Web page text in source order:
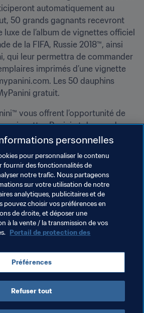
automatiquement au
50 grands gagnants recevront
luxe de l’album de vignettes officiel
de la FIFA, Russie 2018™, ainsi
qui leur permettra de commander
imprimés d’une vignette
Les 50 dauphins
gratuit.
vous offrent l’opportunité de
vignettes Panini et de prendre
du football.
115 millions d’échanges ont
de Panini Digital Sticker
fini : en effet, plus de trois millions
pas terminé leur album.
pas encore lancé dans l’aventure,
la star de la NBA Clint Capela et
collectionneurs qui collent,
leurs vignettes avec Panini et
personnelles
pour personnaliser le contenu
fournir des fonctionnalités de
notre trafic. Nous partageons
sur votre utilisation de notre
analytiques, publicitaires et de
pouvez choisir vos préférences en
de droite, et déposer une
à la vente / la transmission de vos
Portail de protection des
Préférences
Refuser tout